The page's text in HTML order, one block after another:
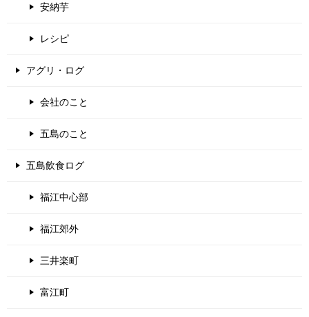
安納芋
レシピ
アグリ・ログ
会社のこと
五島のこと
五島飲食ログ
福江中心部
福江郊外
三井楽町
富江町